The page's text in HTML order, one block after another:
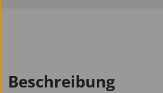
Beschreibung